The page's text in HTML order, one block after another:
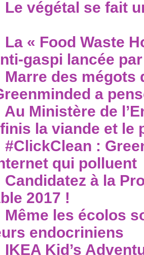
Le végétal se fait
La « Food Waste
gaspi lancée
Marre des mégots
a
Au Ministère de
la viande et le
#ClickClean :
qui polluent
Candidatez à la
2017 !
Même les écolos
endocriniens
IKEA Kid’s